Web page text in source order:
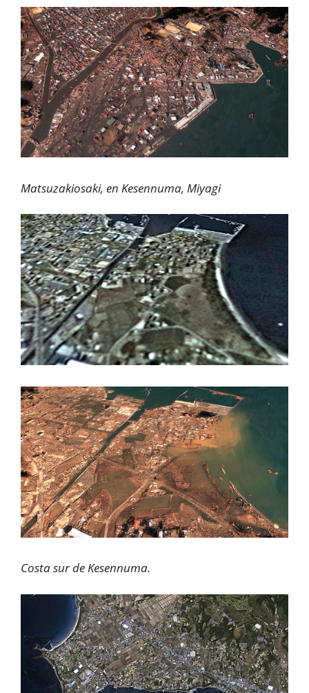
Matsuzakiosaki, en Kesennuma, Miyagi
Costa sur de Kesennuma.